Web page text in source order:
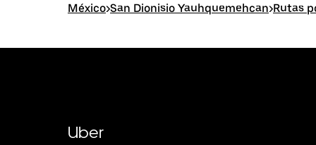
México>San Dionisio Yauhquemehcan>Rutas
Uber